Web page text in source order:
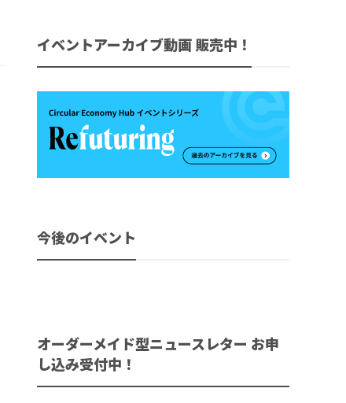
イベントアーカイブ動画 販売中！
今後のイベント
オーダーメイド型ニュースレター お申
し込み受付中！